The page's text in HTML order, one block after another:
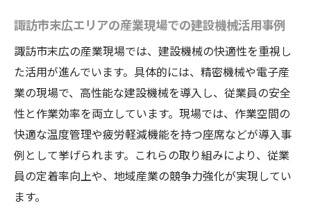
快適性能を備えた建設機械で業務改善を実
現
建設機械の快適化が現場の多様な働き方に
対応
働き方改革を支える建設機械の快適技術の
重要性
持続可能な産業発展には建設機械の快適性がカ
諏訪市末広エリアの産業現場での建設機械活用事例
諏訪市末広の産業現場では、建設機械の快適性を重視し
た活用が進んでいます。具体的には、精密機械や電子産
業の現場で、高性能な建設機械を導入し、従業員の安全
性と作業効率を両立しています。現場では、作業空間の
快適な温度管理や疲労軽減機能を持つ座席などが導入事
例として挙げられます。これらの取り組みにより、従業
員の定着率向上や、地域産業の競争力強化が実現してい
ます。